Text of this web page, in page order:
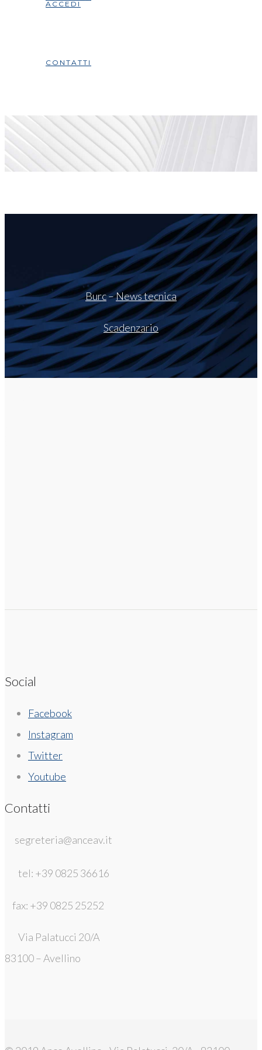
ACCEDI
CONTATTI
Burc–News tecnica
Scadenzario
Social
Facebook
Instagram
Twitter
Youtube
Contatti
segreteria@anceav.it
tel: +39 0825 36616
fax: +39 0825 25252
Via Palatucci 20/A
83100 – Avellino